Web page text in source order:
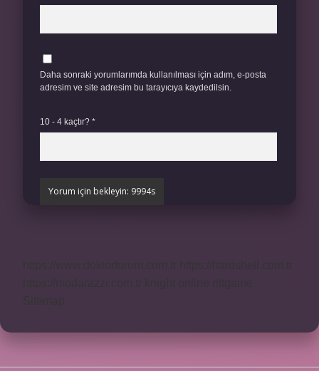
Daha sonraki yorumlarımda kullanılması için adım, e-posta
adresim ve site adresim bu tarayıcıya kaydedilsin.
10 - 4 kaçtır? *